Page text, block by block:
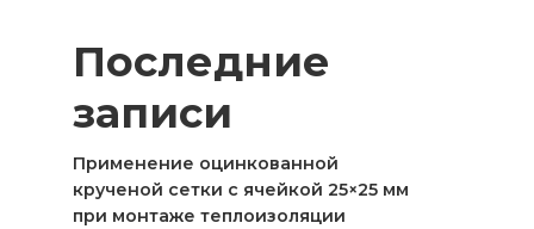
Последние
записи
Применение оцинкованной
крученой сетки с ячейкой 25×25 мм
при монтаже теплоизоляции